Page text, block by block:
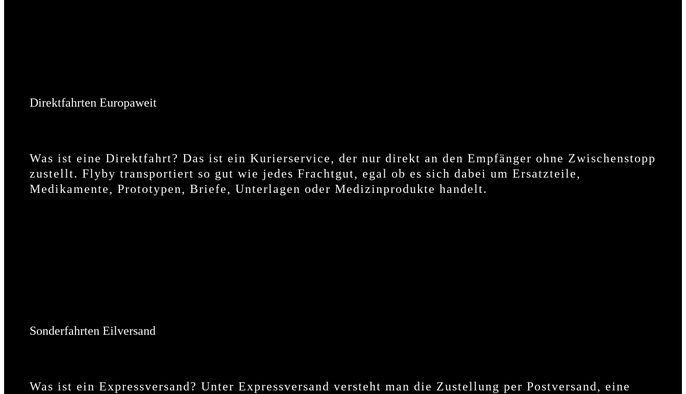
Direktfahrten Europaweit
Was ist eine Direktfahrt? Das ist ein Kurierservice, der nur direkt an den Empfänger ohne Zwischenstopp
zustellt. Flyby transportiert so gut wie jedes Frachtgut, egal ob es sich dabei um Ersatzteile,
Medikamente, Prototypen, Briefe, Unterlagen oder Medizinprodukte handelt.
Sonderfahrten Eilversand
Was ist ein Expressversand? Unter Expressversand versteht man die Zustellung per Postversand, eine